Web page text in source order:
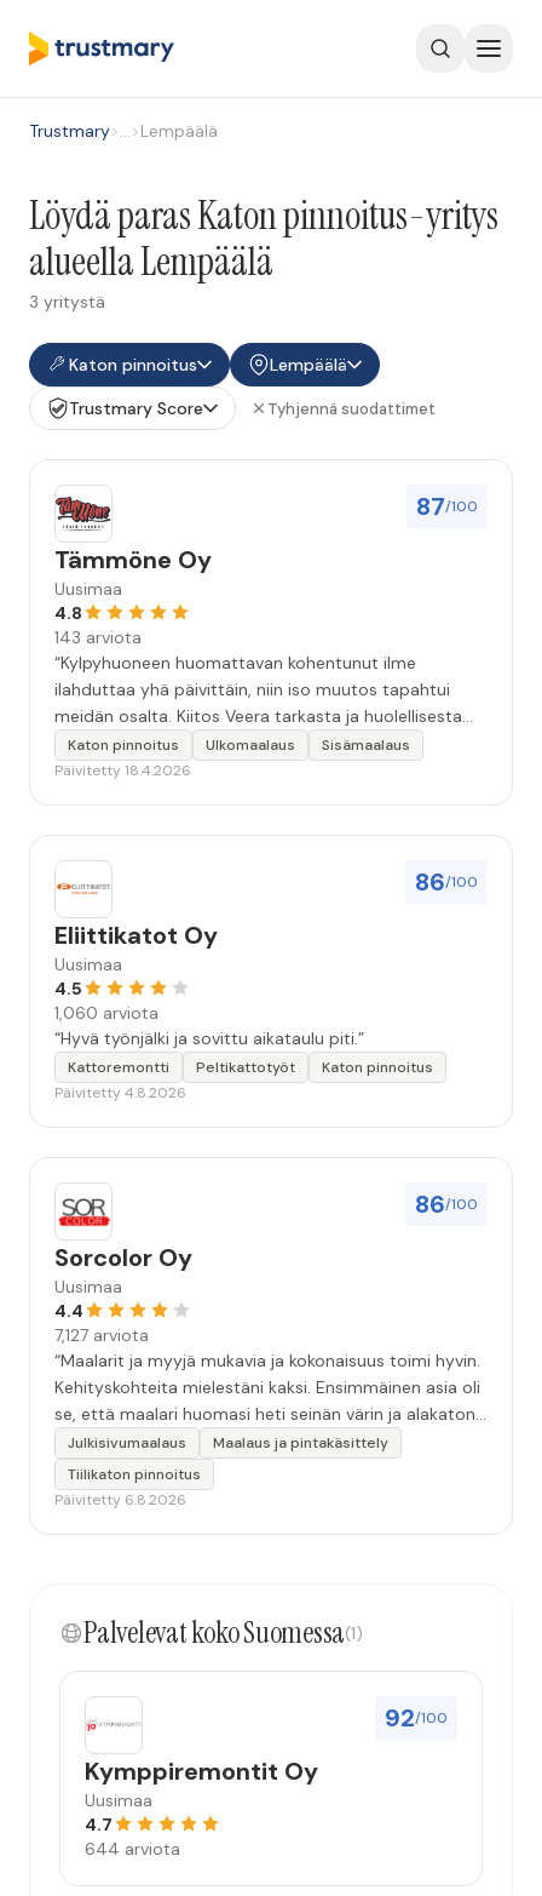
Trustmary>…>Lempäälä
Löydä paras Katon pinnoitus-yritys
alueella Lempäälä
3 yritystä
Katon pinnoitus
Lempäälä
Trustmary Score
Tyhjennä suodattimet
87/100
Tämmöne Oy
Uusimaa
4.8
143 arviota
“Kylpyhuoneen huomattavan kohentunut ilme
ilahduttaa yhä päivittäin, niin iso muutos tapahtui
meidän osalta. Kiitos Veera tarkasta ja huolellisesta
työstä, sekä ystävällisestä palvelusta!”
Katon pinnoitus Ulkomaalaus
Sisämaalaus
Päivitetty 18.4.2026
86/100
Eliittikatot Oy
Uusimaa
4.5
1,060 arviota
“Hyvä työnjälki ja sovittu aikataulu piti.”
Kattoremontti Peltikattotyöt
Katon pinnoitus
Päivitetty 4.8.2026
86/100
Sorcolor Oy
Uusimaa
4.4
7,127 arviota
“Maalarit ja myyjä mukavia ja kokonaisuus toimi hyvin.
Kehityskohteita mielestäni kaksi. Ensimmäinen asia oli
se, että maalari huomasi heti seinän värin ja alakaton
värin erot mitä en huomannut. Hyvä toki että siinä
kohtaa huomattu mutta toki optimaalisessa
tilanteessa myyjä olisi jo kiinnittänyt tähän huomiota.
mahdollisuus että palveluita käytän”
Julkisivumaalaus
Maalaus ja pintakäsittely
Tiilikaton pinnoitus
Päivitetty 6.8.2026
Palvelevat koko Suomessa(1)
92/100
Kymppiremontit Oy
Uusimaa
4.7
644 arviota